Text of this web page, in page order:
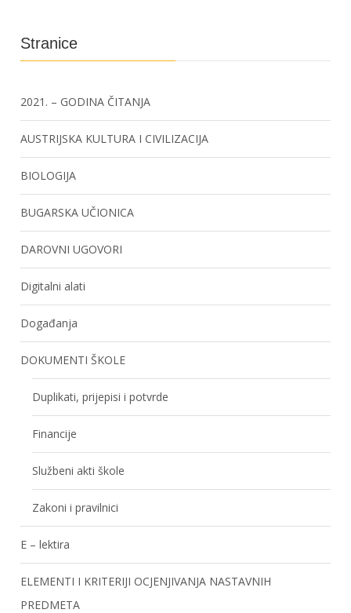
Stranice
2021. – GODINA ČITANJA
AUSTRIJSKA KULTURA I CIVILIZACIJA
BIOLOGIJA
BUGARSKA UČIONICA
DAROVNI UGOVORI
Digitalni alati
Događanja
DOKUMENTI ŠKOLE
Duplikati, prijepisi i potvrde
Financije
Službeni akti škole
Zakoni i pravilnici
E – lektira
ELEMENTI I KRITERIJI OCJENJIVANJA NASTAVNIH
PREDMETA